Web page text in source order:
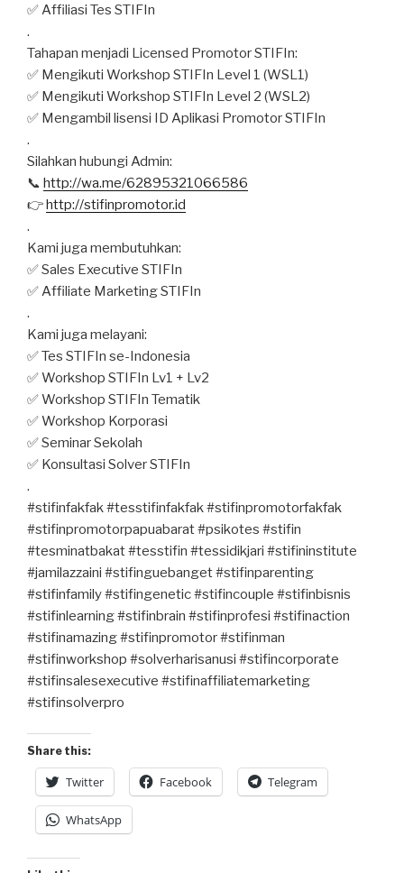
✅ Affiliasi Tes STIFIn
.
Tahapan menjadi Licensed Promotor STIFIn:
✅ Mengikuti Workshop STIFIn Level 1 (WSL1)
✅ Mengikuti Workshop STIFIn Level 2 (WSL2)
✅ Mengambil lisensi ID Aplikasi Promotor STIFIn
.
Silahkan hubungi Admin:
📞 http://wa.me/62895321066586
👉http://stifinpromotor.id
.
Kami juga membutuhkan:
✅ Sales Executive STIFIn
✅ Affiliate Marketing STIFIn
.
Kami juga melayani:
✅ Tes STIFIn se-Indonesia
✅ Workshop STIFIn Lv1 + Lv2
✅ Workshop STIFIn Tematik
✅ Workshop Korporasi
✅ Seminar Sekolah
✅ Konsultasi Solver STIFIn
.
#stifinfakfak #tesstifinfakfak #stifinpromotorfakfak
#stifinpromotorpapuabarat #psikotes #stifin
#tesminatbakat #tesstifin #tessidikjari #stifininstitute
#jamilazzaini #stifinguebanget #stifinparenting
#stifinfamily #stifingenetic #stifincouple #stifinbisnis
#stifinlearning #stifinbrain #stifinprofesi #stifinaction
#stifinamazing #stifinpromotor #stifinman
#stifinworkshop #solverharisanusi #stifincorporate
#stifinsalesexecutive #stifinaffiliatemarketing
#stifinsolverpro
Share this:
Twitter Facebook Telegram
WhatsApp